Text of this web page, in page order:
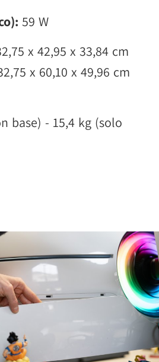
59 W
x 42,95 x 33,84 cm
x 60,10 x 49,96 cm
base) - 15,4 kg (solo